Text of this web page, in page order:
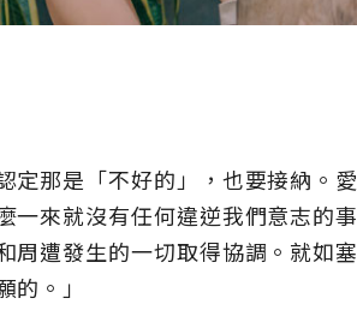
定那是「不好的」，也要接納。愛
一來就沒有任何違逆我們意志的事
周遭發生的一切取得協調。就如塞
。」